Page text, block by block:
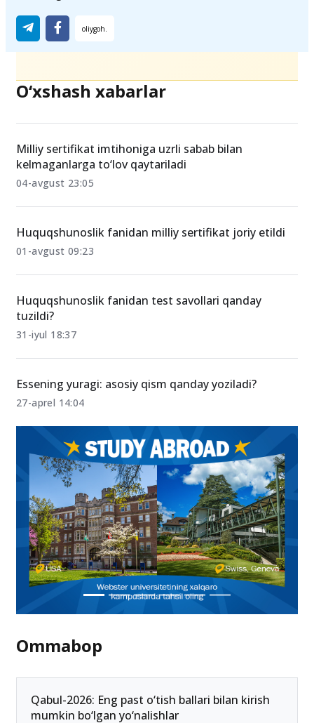
Ulashing
O‘xshash xabarlar
kelmaganlarga to‘lov qaytariladi
04-avgust 23:05
Huquqshunoslik fanidan milliy sertifikat joriy etildi
01-avgust 09:23
tuzildi?
31-iyul 18:37
27-aprel 14:04
Ommabop